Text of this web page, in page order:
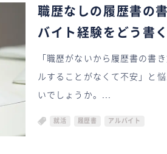
職歴なしの履歴書の
バイト経験をどう書
「職歴がないから履歴書の書
ルすることがなくて不安」と
いでしょうか。...
就活 履歴書 アルバイト